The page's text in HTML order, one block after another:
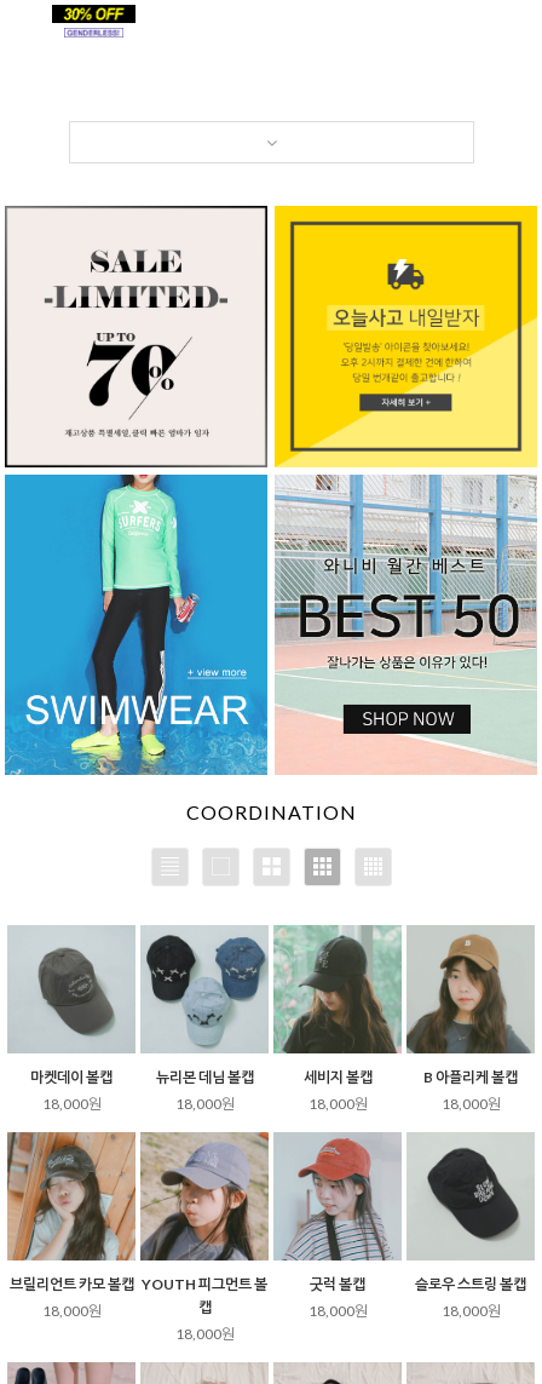
COORDINATION
마켓데이 볼캡
18,000원
뉴리본 데님 볼캡
18,000원
세비지 볼캡
18,000원
B 아플리케 볼캡
18,000원
브릴리언트 카모 볼캡
18,000원
YOUTH 피그먼트 볼
캡
18,000원
굿럭 볼캡
18,000원
슬로우 스트링 볼캡
18,000원